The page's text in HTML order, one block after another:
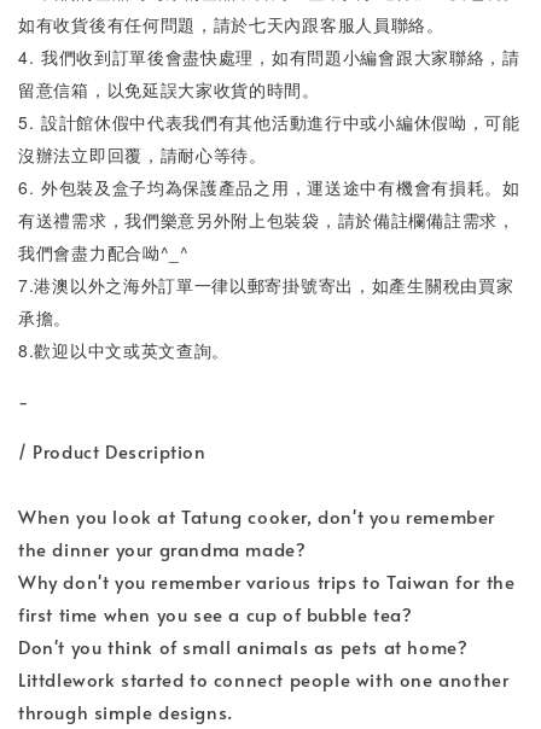
如有收貨後有任何問題，請於七天內跟客服人員聯絡。
4. 我們收到訂單後會盡快處理，如有問題小編會跟大家聯絡，請
留意信箱，以免延誤大家收貨的時間。
5. 設計館休假中代表我們有其他活動進行中或小編休假呦，可能
沒辦法立即回覆，請耐心等待。
6. 外包裝及盒子均為保護產品之用，運送途中有機會有損耗。如
有送禮需求，我們樂意另外附上包裝袋，請於備註欄備註需求，
我們會盡力配合呦^_^
7.港澳以外之海外訂單一律以郵寄掛號寄出，如產生關稅由買家
承擔。
8.歡迎以中文或英文查詢。
-
/ Product Description
When you look at Tatung cooker, don't you remember
the dinner your grandma made?
Why don't you remember various trips to Taiwan for the
first time when you see a cup of bubble tea?
Don't you think of small animals as pets at home?
Littdlework started to connect people with one another
through simple designs.